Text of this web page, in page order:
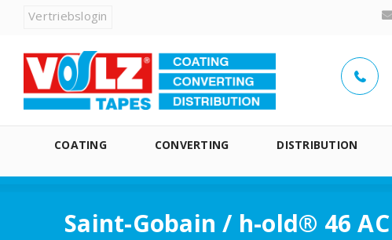
Vertriebslogin
COATING CONVERTING DISTRIBUTION
Saint-Gobain / h-old® 46 AC